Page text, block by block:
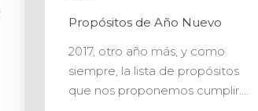
Propósitos de Año Nuevo
2017, otro año más, y como
siempre, la lista de propósitos
que nos proponemos cumplir.…